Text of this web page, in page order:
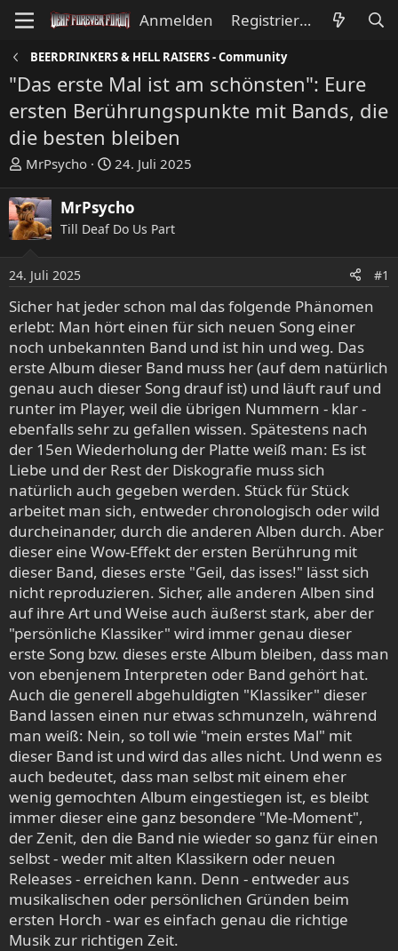
Anmelden Registrieren
BEERDRINKERS & HELL RAISERS - Community
"Das erste Mal ist am schönsten": Eure
ersten Berührungspunkte mit Bands, die
die besten bleiben
E
s
t
e
l
r
MrPsycho
E
s
t
e
l
a
m
24. Juli 2025
MrPsycho
Till Deaf Do Us Part
24. Juli 2025 #1
Sicher hat jeder schon mal das folgende Phänomen
erlebt: Man hört einen für sich neuen Song einer
noch unbekannten Band und ist hin und weg. Das
erste Album dieser Band muss her (auf dem natürlich
genau auch dieser Song drauf ist) und läuft rauf und
runter im Player, weil die übrigen Nummern - klar -
ebenfalls sehr zu gefallen wissen. Spätestens nach
der 15en Wiederholung der Platte weiß man: Es ist
Liebe und der Rest der Diskografie muss sich
natürlich auch gegeben werden. Stück für Stück
arbeitet man sich, entweder chronologisch oder wild
durcheinander, durch die anderen Alben durch. Aber
dieser eine Wow-Effekt der ersten Berührung mit
dieser Band, dieses erste "Geil, das isses!" lässt sich
nicht reproduzieren. Sicher, alle anderen Alben sind
auf ihre Art und Weise auch äußerst stark, aber der
"persönliche Klassiker" wird immer genau dieser
erste Song bzw. dieses erste Album bleiben, dass man
von ebenjenem Interpreten oder Band gehört hat.
Auch die generell abgehuldigten "Klassiker" dieser
Band lassen einen nur etwas schmunzeln, während
man weiß: Nein, so toll wie "mein erstes Mal" mit
dieser Band ist und wird das alles nicht. Und wenn es
auch bedeutet, dass man selbst mit einem eher
wenig gemochten Album eingestiegen ist, es bleibt
immer dieser eine ganz besondere "Me-Moment",
der Zenit, den die Band nie wieder so ganz für einen
selbst - weder mit alten Klassikern oder neuen
Releases - erreichen kann. Denn - entweder aus
musikalischen oder persönlichen Gründen beim
ersten Horch - war es einfach genau die richtige
Musik zur richtigen Zeit.